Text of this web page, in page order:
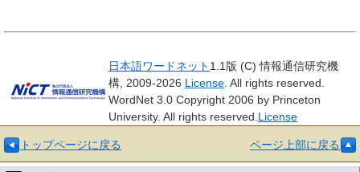
日本語ワードネット 1.1版 (C) 情報通信研究機
構, 2009-2026 License . All rights reserved.
WordNet 3.0 Copyright 2006 by Princeton
University. All rights reserved. License
トップページに戻る ページ上部に戻る